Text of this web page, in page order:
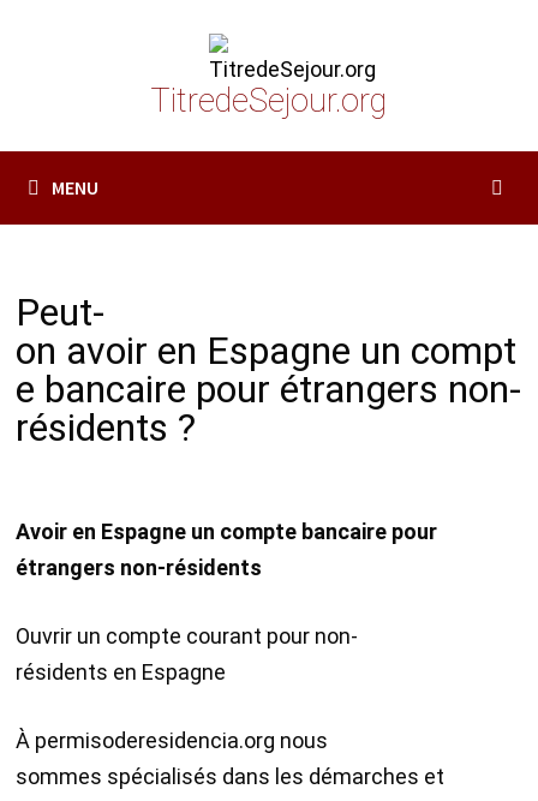
TitredeSejour.org
MENU
Peut-
on avoir en Espagne un compt
e bancaire pour étrangers non-
résidents ?
Avoir en Espagne un compte bancaire pour
étrangers non-résidents
Ouvrir un compte courant pour non-
résidents en Espagne
À permisoderesidencia.org nous
sommes spécialisés dans les démarches et